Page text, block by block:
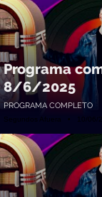
Programa
8/6/2025
PROGRAMA COMPLETO
Segundos Afuera • 10/06/